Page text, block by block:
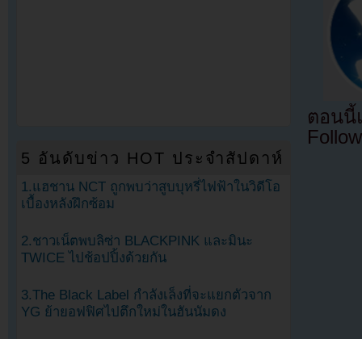
ตอนนี้
5 อันดับข่าว HOT ประจำสัปดาห์
1.แฮชาน NCT ถูกพบว่าสูบบุหรี่ไฟฟ้าในวิดีโอ
เบื้องหลังฝึกซ้อม
2.ชาวเน็ตพบลิซ่า BLACKPINK และมินะ
TWICE ไปช้อปปิ้งด้วยกัน
3.The Black Label กำลังเล็งที่จะแยกตัวจาก
YG ย้ายอฟฟิศไปตึกใหม่ในฮันนัมดง